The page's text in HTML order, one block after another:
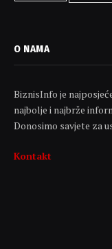
O NAMA
BiznisInfo je
najbolje i najbrže
Donosimo savjete za
Kontakt